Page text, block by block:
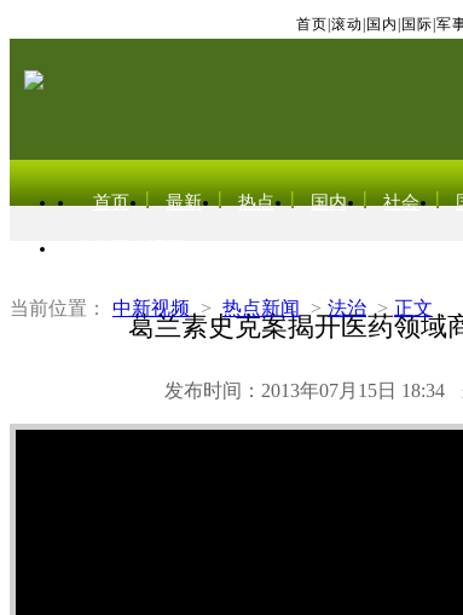
首页 滚动 国内 国际 军
首页 最新 热点 国内 社会
当前位置： 中新视频 > 热点新闻 > 法治 > 正文
葛兰素史克案揭开医药领域
发布时间：2013年07月15日 18:34